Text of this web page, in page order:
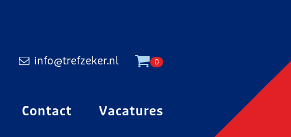
Contact Vacatures
info@trefzeker.nl 0